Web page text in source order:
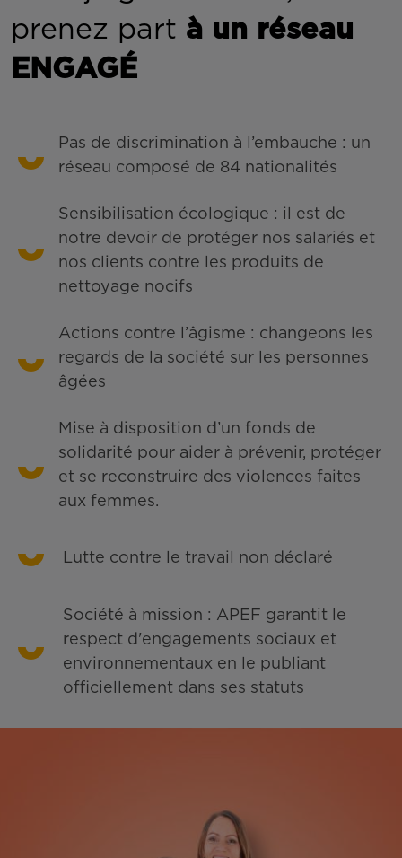
prenez part à un réseau
ENGAGÉ
Pas de discrimination à l’embauche : un
réseau composé de 84 nationalités
Sensibilisation écologique : il est de
notre devoir de protéger nos salariés et
nos clients contre les produits de
nettoyage nocifs
Actions contre l’âgisme : changeons les
regards de la société sur les personnes
âgées
Mise à disposition d’un fonds de
solidarité pour aider à prévenir, protéger
et se reconstruire des violences faites
aux femmes.
Lutte contre le travail non déclaré
Société à mission : APEF garantit le
respect d'engagements sociaux et
environnementaux en le publiant
officiellement dans ses statuts